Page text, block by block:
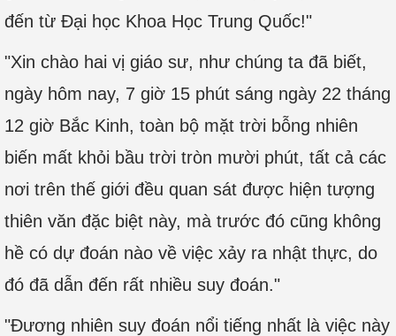
đến từ Đại học Khoa Học Trung Quốc!"
"Xin chào hai vị giáo sư, như chúng ta đã biết,
ngày hôm nay, 7 giờ 15 phút sáng ngày 22 tháng
12 giờ Bắc Kinh, toàn bộ mặt trời bỗng nhiên
biến mất khỏi bầu trời tròn mười phút, tất cả các
nơi trên thế giới đều quan sát được hiện tượng
thiên văn đặc biệt này, mà trước đó cũng không
hề có dự đoán nào về việc xảy ra nhật thực, do
đó đã dẫn đến rất nhiều suy đoán."
"Đương nhiên suy đoán nổi tiếng nhất là việc này